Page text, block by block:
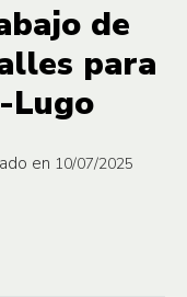
de
para
Lugo
en 10/07/2025